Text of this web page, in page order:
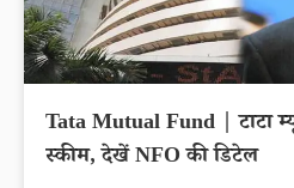
Tata Mutual Fund | टाटा
स्कीम, देखें NFO की डिटेल